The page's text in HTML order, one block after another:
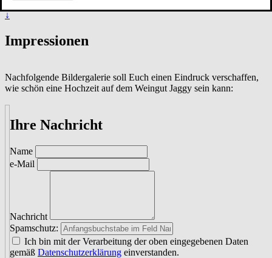
↓
Impressionen
Nachfolgende Bildergalerie soll Euch einen Eindruck verschaffen,
wie schön eine Hochzeit auf dem Weingut Jaggy sein kann:
Ihre Nachricht
Name
e-Mail
Nachricht
Spamschutz:
Ich bin mit der Verarbeitung der oben eingegebenen Daten
gemäß Datenschutzerklärung einverstanden.